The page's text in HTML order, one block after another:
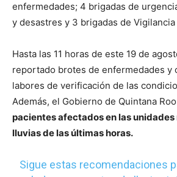
enfermedades; 4 brigadas de
y desastres y 3 brigadas de
Hasta las 11 horas de este 19 de
reportado brotes de enfermedades y
labores de verificación de las
Además, el Gobierno de Quintana Roo
pacientes afectados en las
lluvias de las últimas horas.
Sigue estas recomendaciones